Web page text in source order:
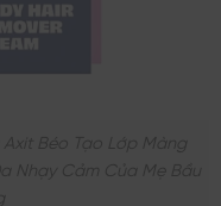
Béo Tạo Lớp Màng
Nhạy Cảm Của Mẹ Bầu